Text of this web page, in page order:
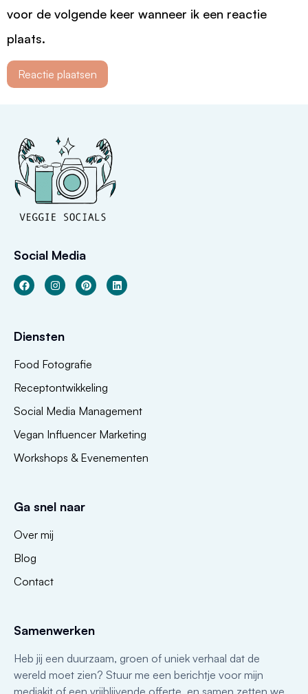
voor de volgende keer wanneer ik een reactie
plaats.
Social Media
Diensten
Food Fotografie
Receptontwikkeling
Social Media Management
Vegan Influencer Marketing
Workshops & Evenementen
Ga snel naar
Over mij
Blog
Contact
Samenwerken
Heb jij een duurzaam, groen of uniek verhaal dat de
wereld moet zien? Stuur me een berichtje voor mijn